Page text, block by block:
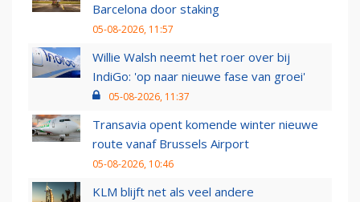
Barcelona door staking
05-08-2026, 11:57
Willie Walsh neemt het roer over bij
IndiGo: 'op naar nieuwe fase van groei'
05-08-2026, 11:37
Transavia opent komende winter nieuwe
route vanaf Brussels Airport
05-08-2026, 10:46
KLM blijft net als veel andere